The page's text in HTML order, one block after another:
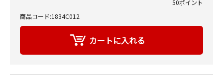
50ポイント
商品コード:1834C012